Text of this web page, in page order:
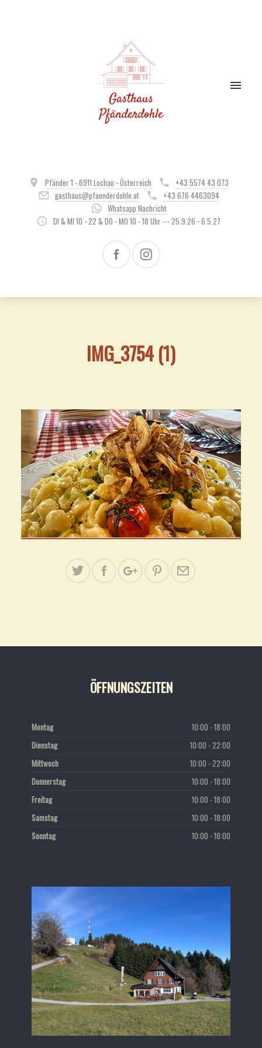
Pfänder 1 - 6911 Lochau - Österreich
+43 5574 43 073
gasthaus@pfaenderdohle.at
+43 676 4463094
Whatsapp Nachricht
DI & MI 10 - 22 & DO - MO 10 - 18 Uhr --- 25.9.26 - 6.5.27
IMG_3754 (1)
ÖFFNUNGSZEITEN
Montag
10:00 - 18:00
Dienstag
10:00 - 22:00
Mittwoch
10:00 - 22:00
Donnerstag
10:00 - 18:00
Freitag
10:00 - 18:00
Samstag
10:00 - 18:00
Sonntag
10:00 - 18:00